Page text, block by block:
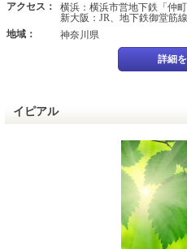
アクセス：
横浜：横浜市営地下鉄「仲
新大阪：JR、地下鉄御堂筋
地域：
神奈川県
詳細
イピアル